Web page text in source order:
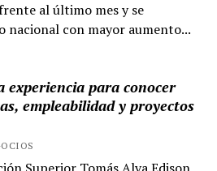
al último mes y se
nacional con mayor aumento...
experiencia para conocer
empleabilidad y proyectos